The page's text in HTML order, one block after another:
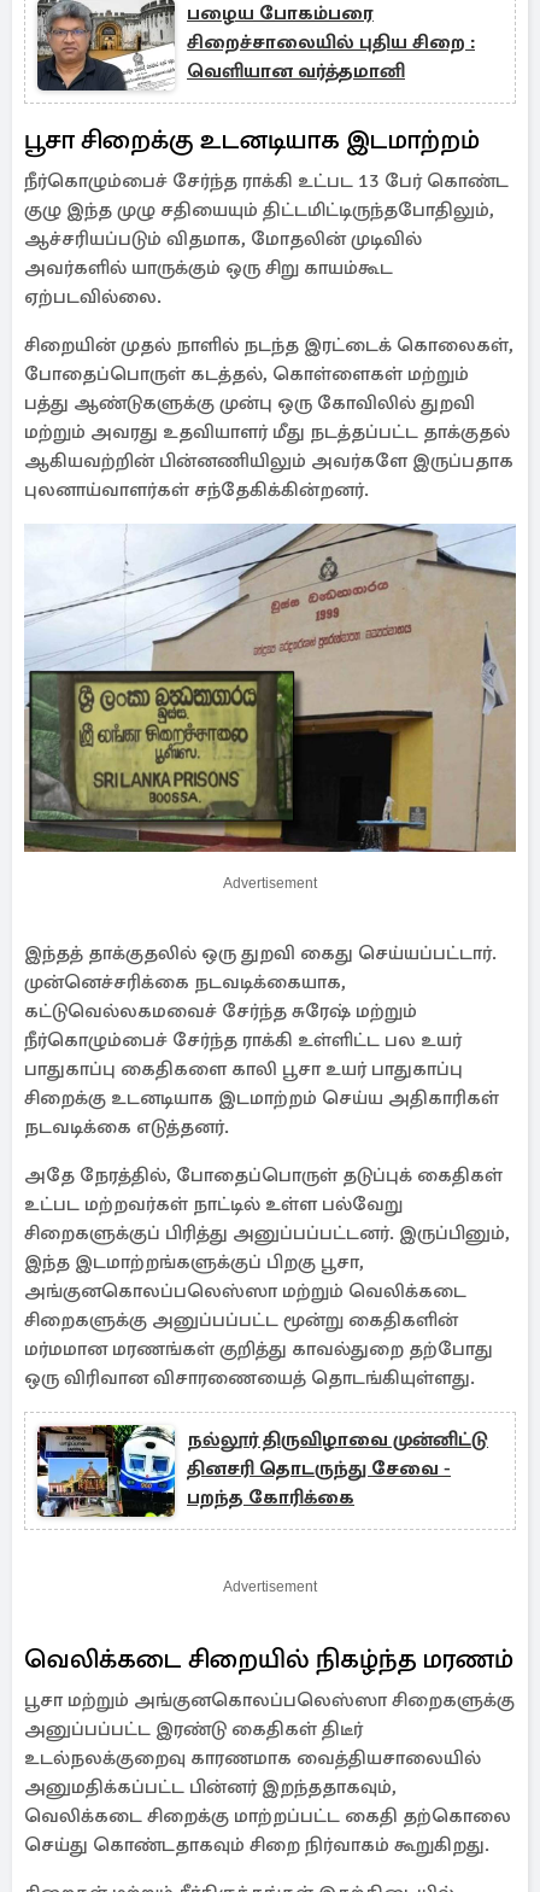
பழைய போகம்பரை
சிறைச்சாலையில் புதிய சிறை :
வெளியான வர்த்தமானி
பூசா சிறைக்கு உடனடியாக இடமாற்றம்
நீர்கொழும்பைச் சேர்ந்த ராக்கி உட்பட 13 பேர் கொண்ட
குழு இந்த முழு சதியையும் திட்டமிட்டிருந்தபோதிலும்,
ஆச்சரியப்படும் விதமாக, மோதலின் முடிவில்
அவர்களில் யாருக்கும் ஒரு சிறு காயம்கூட
ஏற்படவில்லை.
சிறையின் முதல் நாளில் நடந்த இரட்டைக் கொலைகள்,
போதைப்பொருள் கடத்தல், கொள்ளைகள் மற்றும்
பத்து ஆண்டுகளுக்கு முன்பு ஒரு கோவிலில் துறவி
மற்றும் அவரது உதவியாளர் மீது நடத்தப்பட்ட தாக்குதல்
ஆகியவற்றின் பின்னணியிலும் அவர்களே இருப்பதாக
புலனாய்வாளர்கள் சந்தேகிக்கின்றனர்.
Advertisement
இந்தத் தாக்குதலில் ஒரு துறவி கைது செய்யப்பட்டார்.
முன்னெச்சரிக்கை நடவடிக்கையாக,
கட்டுவெல்லகமவைச் சேர்ந்த சுரேஷ் மற்றும்
நீர்கொழும்பைச் சேர்ந்த ராக்கி உள்ளிட்ட பல உயர்
பாதுகாப்பு கைதிகளை காலி பூசா உயர் பாதுகாப்பு
சிறைக்கு உடனடியாக இடமாற்றம் செய்ய அதிகாரிகள்
நடவடிக்கை எடுத்தனர்.
அதே நேரத்தில், போதைப்பொருள் தடுப்புக் கைதிகள்
உட்பட மற்றவர்கள் நாட்டில் உள்ள பல்வேறு
சிறைகளுக்குப் பிரித்து அனுப்பப்பட்டனர். இருப்பினும்,
இந்த இடமாற்றங்களுக்குப் பிறகு பூசா,
அங்குனகொலப்பலெஸ்ஸா மற்றும் வெலிக்கடை
சிறைகளுக்கு அனுப்பப்பட்ட மூன்று கைதிகளின்
மர்மமான மரணங்கள் குறித்து காவல்துறை தற்போது
ஒரு விரிவான விசாரணையைத் தொடங்கியுள்ளது.
நல்லூர் திருவிழாவை முன்னிட்டு
தினசரி தொடருந்து சேவை -
பறந்த கோரிக்கை
Advertisement
வெலிக்கடை சிறையில் நிகழ்ந்த மரணம்
பூசா மற்றும் அங்குனகொலப்பலெஸ்ஸா சிறைகளுக்கு
அனுப்பப்பட்ட இரண்டு கைதிகள் திடீர்
உடல்நலக்குறைவு காரணமாக வைத்தியசாலையில்
அனுமதிக்கப்பட்ட பின்னர் இறந்ததாகவும்,
வெலிக்கடை சிறைக்கு மாற்றப்பட்ட கைதி தற்கொலை
செய்து கொண்டதாகவும் சிறை நிர்வாகம் கூறுகிறது.